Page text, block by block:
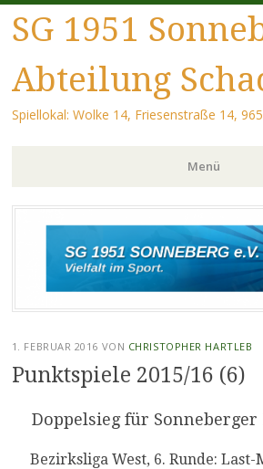
SG 1951
Abteilung
Spiellokal: Wolke 14, Friesenstraße 14,
Menü
Zum Inhalt springen
1. FEBRUAR 2016 VON CHRISTOPHER HARTLEB
Punktspiele 2015/16 (6)
Doppelsieg für
Bezirksliga West, 6. Runde: Last-